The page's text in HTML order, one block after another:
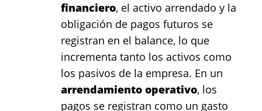
financiero, el activo arrendado y la
obligación de pagos futuros se
registran en el balance, lo que
incrementa tanto los activos como
los pasivos de la empresa. En un
arrendamiento operativo, los
pagos se registran como un gasto